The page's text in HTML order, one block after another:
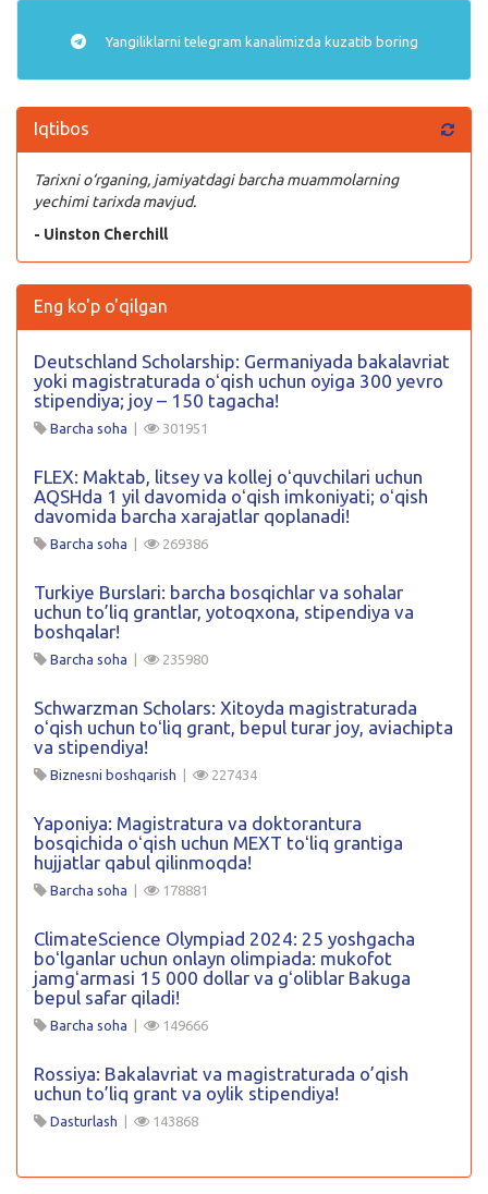
Yangiliklarni telegram kanalimizda kuzatib boring
Iqtibos
Tarixni o‘rganing, jamiyatdagi barcha muammolarning
yechimi tarixda mavjud.
- Uinston Cherchill
Eng ko'p o'qilgan
Deutschland Scholarship: Germaniyada bakalavriat
yoki magistraturada oʻqish uchun oyiga 300 yevro
stipendiya; joy – 150 tagacha!
Barcha soha | 301951
FLEX: Maktab, litsey va kollej oʻquvchilari uchun
AQSHda 1 yil davomida oʻqish imkoniyati; oʻqish
davomida barcha xarajatlar qoplanadi!
Barcha soha | 269386
Turkiye Burslari: barcha bosqichlar va sohalar
uchun to’liq grantlar, yotoqxona, stipendiya va
boshqalar!
Barcha soha | 235980
Schwarzman Scholars: Xitoyda magistraturada
oʻqish uchun toʻliq grant, bepul turar joy, aviachipta
va stipendiya!
Biznesni boshqarish | 227434
Yaponiya: Magistratura va doktorantura
bosqichida oʻqish uchun MEXT toʻliq grantiga
hujjatlar qabul qilinmoqda!
Barcha soha | 178881
ClimateScience Olympiad 2024: 25 yoshgacha
boʻlganlar uchun onlayn olimpiada: mukofot
jamgʻarmasi 15 000 dollar va gʻoliblar Bakuga
bepul safar qiladi!
Barcha soha | 149666
Rossiya: Bakalavriat va magistraturada o’qish
uchun to’liq grant va oylik stipendiya!
Dasturlash | 143868